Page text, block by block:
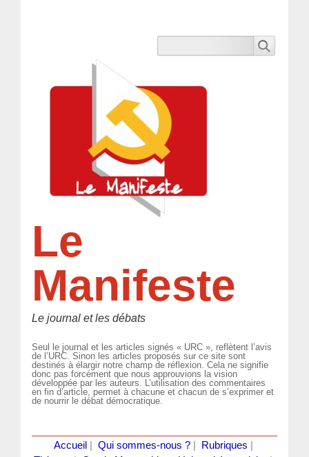
Le
Manifeste
Le journal et les débats
Seul le journal et les articles signés « URC », reflètent l’avis
de l’URC. Sinon les articles proposés sur ce site sont
destinés à élargir notre champ de réflexion. Cela ne signifie
donc pas forcément que nous approuvions la vision
développée par les auteurs. L’utilisation des commentaires
en fin d’article, permet à chacune et chacun de s’exprimer et
de nourrir le débat démocratique.
Accueil Qui sommes-nous ?| Rubriques